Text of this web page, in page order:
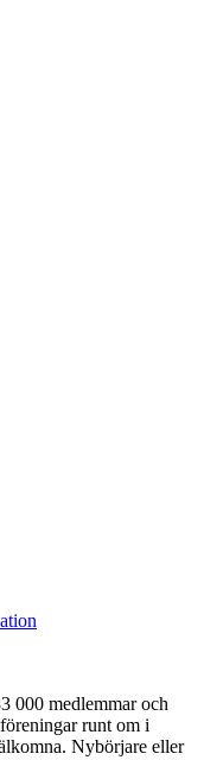
000 medlemmar och
runt om i
Nybörjare eller